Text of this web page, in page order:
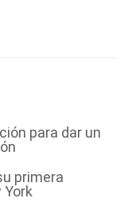
para dar un
primera